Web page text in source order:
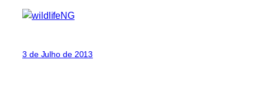
3 de Julho de 2013